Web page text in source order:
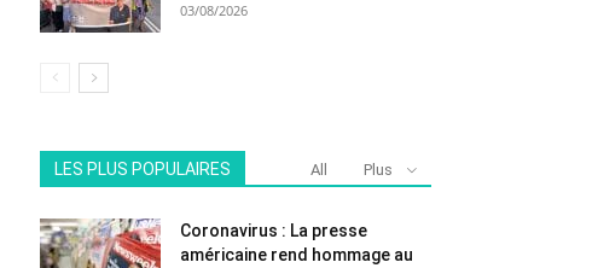
03/08/2026
LES PLUS POPULAIRES All Plus
Coronavirus : La presse
américaine rend hommage au